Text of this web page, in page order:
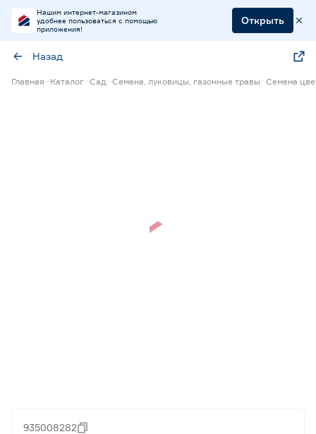
Нашим интернет-магазином
удобнее пользоваться с помощью
приложения!
Открыть
Назад
Главная Каталог Сад Семена, луковицы, газонные травы Семена
935008282